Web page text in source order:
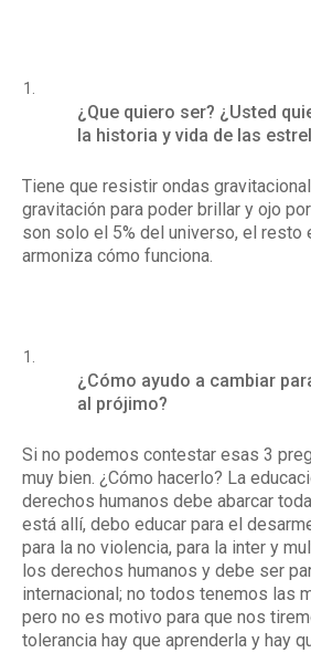
¿Que quiero ser? ¿Usted
la historia y vida de las
Tiene que resistir ondas
gravitación para poder brillar y ojo
son solo el 5% del universo, el resto
armoniza cómo funciona.
¿Cómo ayudo a cambiar
al prójimo?
Si no podemos contestar esas 3
muy bien. ¿Cómo hacerlo? La
derechos humanos debe abarcar
está allí, debo educar para el
para la no violencia, para la inter y
los derechos humanos y debe ser
internacional; no todos tenemos las
pero no es motivo para que nos
tolerancia hay que aprenderla y hay